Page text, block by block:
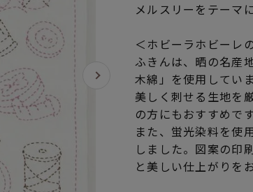
メルスリーをテーマ
＜ホビーラホビーレ
ふきんは、晒の名産
木綿」を使用してい
美しく刺せる生地を
の方にもおすすめです
また、蛍光染料を使
しました。図案の印
と美しい仕上がりを